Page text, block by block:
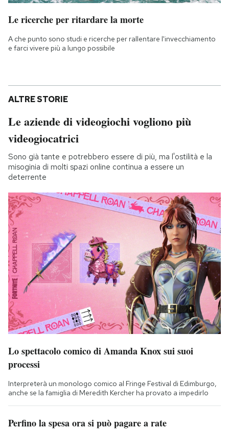
Le ricerche per ritardare la morte
A che punto sono studi e ricerche per rallentare l'invecchiamento
e farci vivere più a lungo possibile
ALTRE STORIE
Le aziende di videogiochi vogliono più
videogiocatrici
Sono già tante e potrebbero essere di più, ma l'ostilità e la
misoginia di molti spazi online continua a essere un
deterrente
Lo spettacolo comico di Amanda Knox sui suoi
processi
Interpreterà un monologo comico al Fringe Festival di Edimburgo,
anche se la famiglia di Meredith Kercher ha provato a impedirlo
Perfino la spesa ora si può pagare a rate